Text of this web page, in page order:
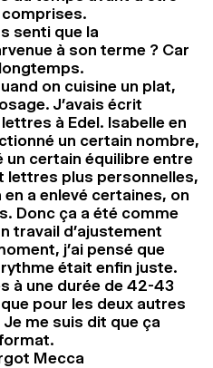
comprises.
senti que la
à son terme ? Car
on cuisine un plat,
J’avais écrit
à Edel. Isabelle en
un certain nombre,
un certain équilibre entre
lettres plus personnelles,
en a enlevé certaines, on
Donc ça a été comme
travail d’ajustement
j’ai pensé que
était enfin juste.
à une durée de 42-43
pour les deux autres
me suis dit que ça
Mecca